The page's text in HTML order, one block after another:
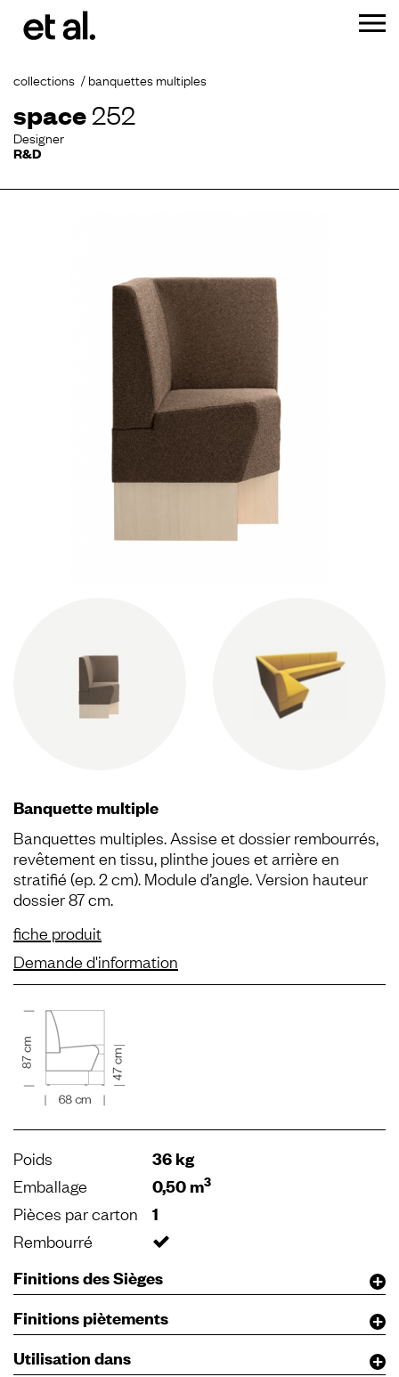
collections banquettes multiples
space252
Designer
R&D
Banquette multiple
Banquettes multiples. Assise et dossier rembourrés,
revêtement en tissu, plinthe joues et arrière en
stratifié (ep. 2 cm). Module d’angle. Version hauteur
dossier 87 cm.
fiche produit
Demande d'information
Poids 36 kg
Emballage 0,50 m3
Pièces par carton 1
Rembourré
Finitions des Sièges
Finitions piètements
Utilisation dans